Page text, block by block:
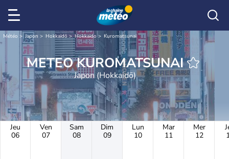
Météo Japon Hokkaidō Hokkaido Kuromatsunai
METEO KUROMATSUNAI
Japon (Hokkaidō)
Jeu
06
Ven
07
Sam
08
Dim
09
Lun
10
Mar
11
Mer
12